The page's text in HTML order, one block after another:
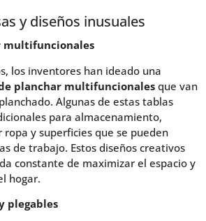
y diseños inusuales
multifuncionales
los inventores han ideado una
planchar multifuncionales que van
Algunas de estas tablas
para almacenamiento,
y superficies que se pueden
de trabajo. Estos diseños creativos
constante de maximizar el espacio y
hogar.
plegables